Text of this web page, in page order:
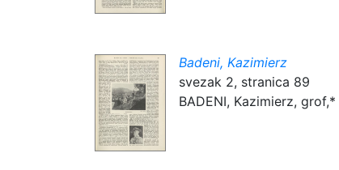
Badeni, Kazimierz
svezak 2, stranica 89
BADENI, Kazimierz,